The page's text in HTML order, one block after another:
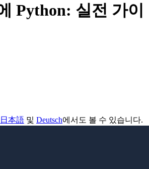
Python: 실전 가이
日本語 및 Deutsch에서도 볼 수 있습니다.